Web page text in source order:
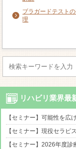
ブラガードテスト
理
リハビリ業界最
【セミナー】可能性を広
【セミナー】現役セラピ
【セミナー】2026年度